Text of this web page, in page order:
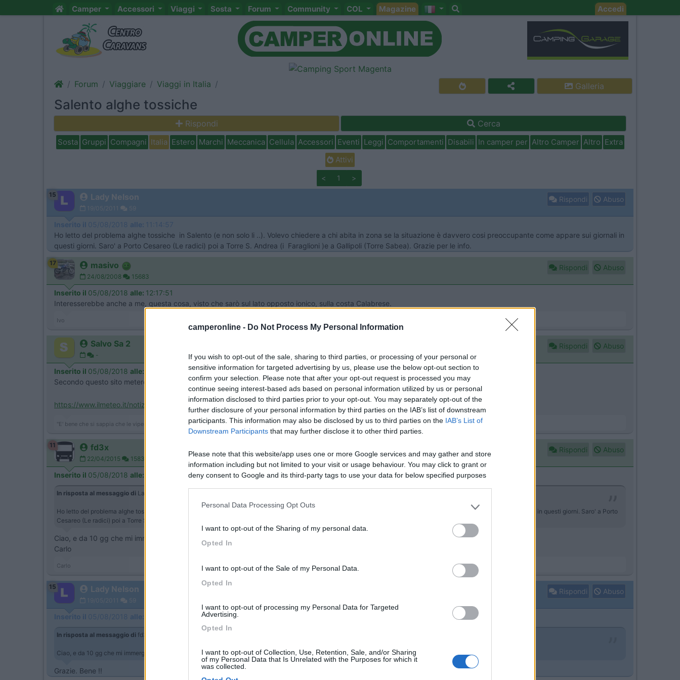
camperonline - Do Not Process My Personal Information
If you wish to opt-out of the sale, sharing to third parties, or processing of your personal or
sensitive information for targeted advertising by us, please use the below opt-out section to
confirm your selection. Please note that after your opt-out request is processed you may
continue seeing interest-based ads based on personal information utilized by us or personal
information disclosed to third parties prior to your opt-out. You may separately opt-out of the
further disclosure of your personal information by third parties on the IAB’s list of downstream
participants. This information may also be disclosed by us to third parties on the IAB’s List of
Downstream Participants that may further disclose it to other third parties.
Please note that this website/app uses one or more Google services and may gather and store
information including but not limited to your visit or usage behaviour. You may click to grant or
deny consent to Google and its third-party tags to use your data for below specified purposes
Personal Data Processing Opt Outs
I want to opt-out of the Sharing of my personal data.
Opted In
I want to opt-out of the Sale of my Personal Data.
Opted In
I want to opt-out of processing my Personal Data for Targeted
Advertising.
Opted In
I want to opt-out of Collection, Use, Retention, Sale, and/or Sharing
of my Personal Data that Is Unrelated with the Purposes for which it
was collected.
Camper Accessori Viaggi Sosta Forum Community COL Magazine Accedi
Forum Viaggiare Viaggi in Italia Galleria
Salento alghe tossiche
Rispondi Cerca
Sosta Gruppi Compagni Italia Estero Marchi Meccanica Cellula Accessori Eventi Leggi Comportamenti Disabili In camper per Altro Camper Altro Extra
Attivi
< 1 >
15 Lady Nelson
19/05/2011 59
Rispondi Abuso
Inserito il 05/08/2018 alle: 11:14:57
Ho letto del problema alghe tossiche in Salento (e non solo li ..). Volevo chiedere a chi abita in zona se la situazione è davvero cosi preoccupante come appare sui giornali in
questi giorni. Saro' a Porto Cesareo (Le radici) poi a Torre S. Andrea (i Faraglioni )e a Gallipoli (Torre Sabea). Grazie per le info.
17 masivo
24/08/2008 15683
Rispondi Abuso
Inserito il 05/08/2018 alle: 12:17:51
Interesserebbe anche a me, questa cosa, visto che sarò sul lato opposto ionico, sulla costa Calabrese.
Ivo
Salvo Sa 2
-
Rispondi Abuso
Inserito il 05/08/2018 alle:
Secondo questo sito metereologico del 21 Luglio il fenomeno interessa principalmente l'Adriatico e non parla della parte del Golfo di Taranto.
https://www.ilmeteo.it/notizie/...
"E' bene che si sappia che le vipere non sono immuni dal veleno che producono"
11 fd3x
22/04/2015 1583
Rispondi Abuso
Inserito il 05/08/2018 alle:
In risposta al messaggio di Lady Nelson
Ho letto del problema alghe tossiche in Salento (e non solo li ..). Volevo chiedere a chi abita in zona se la situazione è davvero cosi preoccupante come appare sui giornali in questi giorni. Saro' a Porto
Cesareo (Le radici) poi a Torre S. Andrea (i Faraglioni )e a Gallipoli (Torre Sabea). Grazie per le info.
Ciao, e da 10 gg che mi immergo nelle acque comprese tra Roca e Otranto incluse quelle di Torre san Andrea e alghe non se ne vedono.
Carlo
Carlo
15 Lady Nelson
19/05/2011 59
Rispondi Abuso
Inserito il 05/08/2018 alle:
In risposta al messaggio di fd3x 14:46:04
Ciao, e da 10 gg che mi immergo nelle acque comprese tra Roca e Otranto incluse quelle di Torre san Andrea e alghe non se ne vedono. Carlo
Grazie. Bene !!